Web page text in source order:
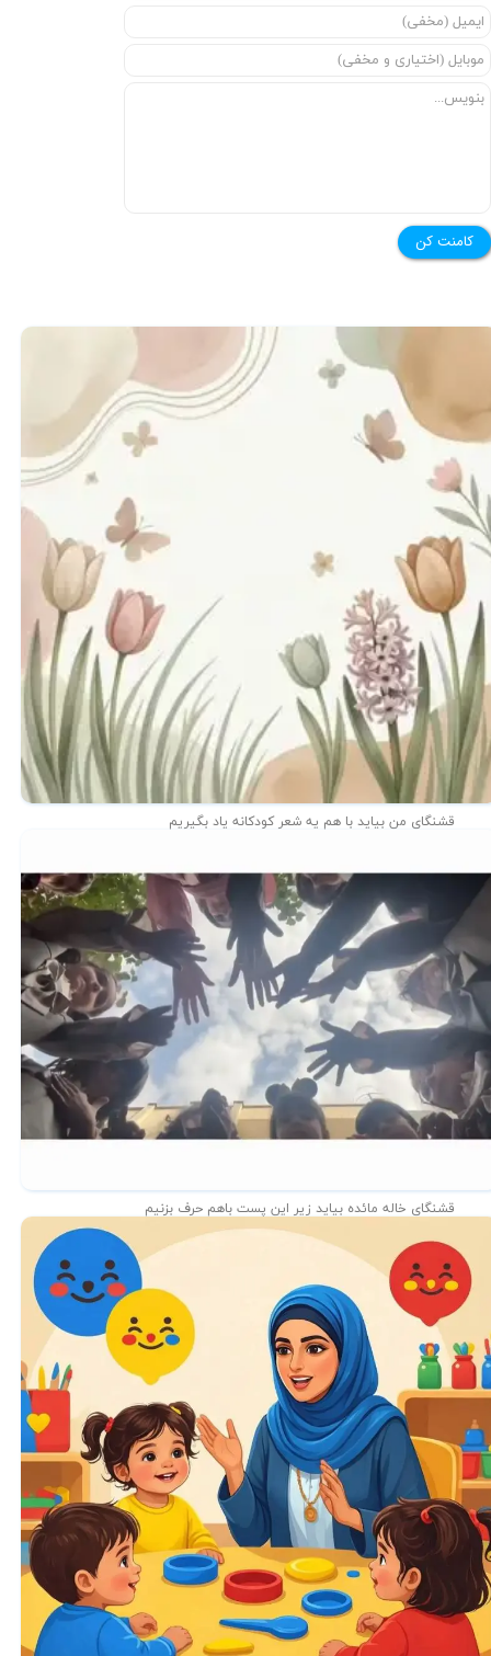
کامنت کن
قشنگای من بيايد با هم یه شعر کودکانه ياد بگیریم
قشنگای خاله مائده بیاید زیر این پست باهم حرف بزنیم